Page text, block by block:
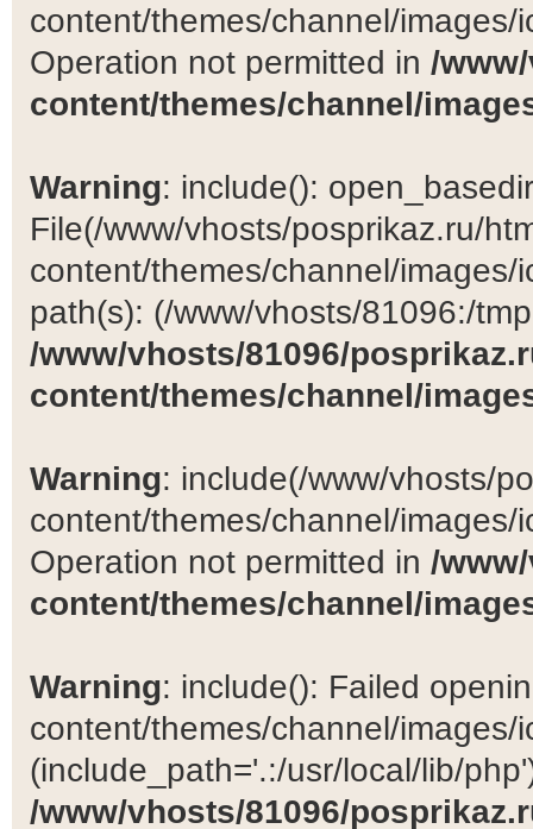
content/themes/channel/
Operation not permitted in /
content/themes/channel/
Warning: include():
File(/www/vhosts/posprikaz.ru/
content/themes/channel/
path(s): (/www/vhosts/81096:/
/www/vhosts/81096/
content/themes/channel/
Warning: include(/www/vhosts/
content/themes/channel/
Operation not permitted in /
content/themes/channel/
Warning: include(): Failed
content/themes/channel/images/
(include_path='.:/usr/local/lib/
/www/vhosts/81096/